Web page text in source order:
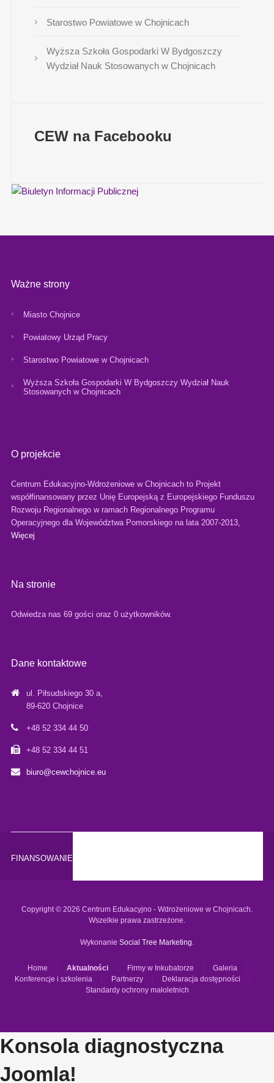
Starostwo Powiatowe w Chojnicach
Wyższa Szkoła Gospodarki W Bydgoszczy
Wydział Nauk Stosowanych w Chojnicach
CEW na Facebooku
Ważne strony
Miasto Chojnice
Powiatowy Urząd Pracy
Starostwo Powiatowe w Chojnicach
Wyższa Szkoła Gospodarki W Bydgoszczy Wydział Nauk
Stosowanych w Chojnicach
O projekcie
Centrum Edukacyjno-Wdrożeniowe w Chojnicach to Projekt
współfinansowany przez Unię Europejską z Europejskiego Funduszu
Rozwoju Regionalnego w ramach Regionalnego Programu
Operacyjnego dla Województwa Pomorskiego na lata 2007-2013,
Więcej
Na stronie
Odwiedza nas 69 gości oraz 0 użytkowników.
Dane kontaktowe
ul. Piłsudskiego 30 a,
89-620 Chojnice
+48 52 334 44 50
+48 52 334 44 51
biuro@cewchojnice.eu
FINANSOWANIE
Copyright © 2026 Centrum Edukacyjno - Wdrożeniowe w Chojnicach.
Wszelkie prawa zastrzeżone.
Wykonanie Social Tree Marketing
Home Aktualności Firmy w Inkubatorze
Galeria
Konferencje i szkolenia
Partnerzy
Deklaracja dostępności
Standardy ochrony małoletnich
Konsola diagnostyczna
Joomla!